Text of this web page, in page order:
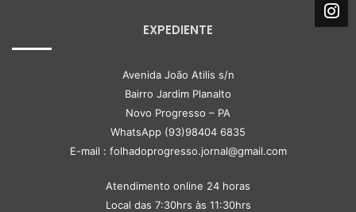
EXPEDIENTE
Avenida João Atilis s/n
Bairro Jardim Planalto
Novo Progresso – PA
WhatsApp (93)98404 6835
E-mail : folhadoprogresso.jornal@gmail.com
Atendimento online 24 horas
Local das 7:30hrs às 11:30hrs